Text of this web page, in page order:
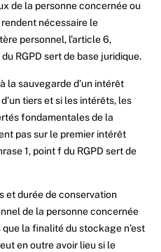
de la personne concernée ou
rendent nécessaire le
personnel, l’article 6,
RGPD sert de base juridique.
la sauvegarde d’un intérêt
tiers et si les intérêts, les
fondamentales de la
pas sur le premier intérêt
1, point f du RGPD sert de
et durée de conservation
de la personne concernée
la finalité du stockage n’est
en outre avoir lieu si le